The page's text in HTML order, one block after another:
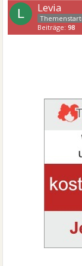
L Levia
Beiträge:98